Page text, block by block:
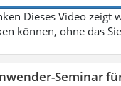
Dieses Video zeigt
können, ohne das
Seminar